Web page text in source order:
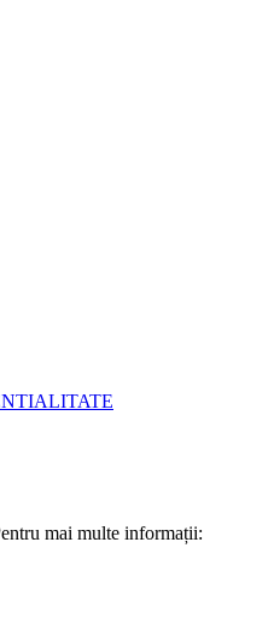
mai multe informații: